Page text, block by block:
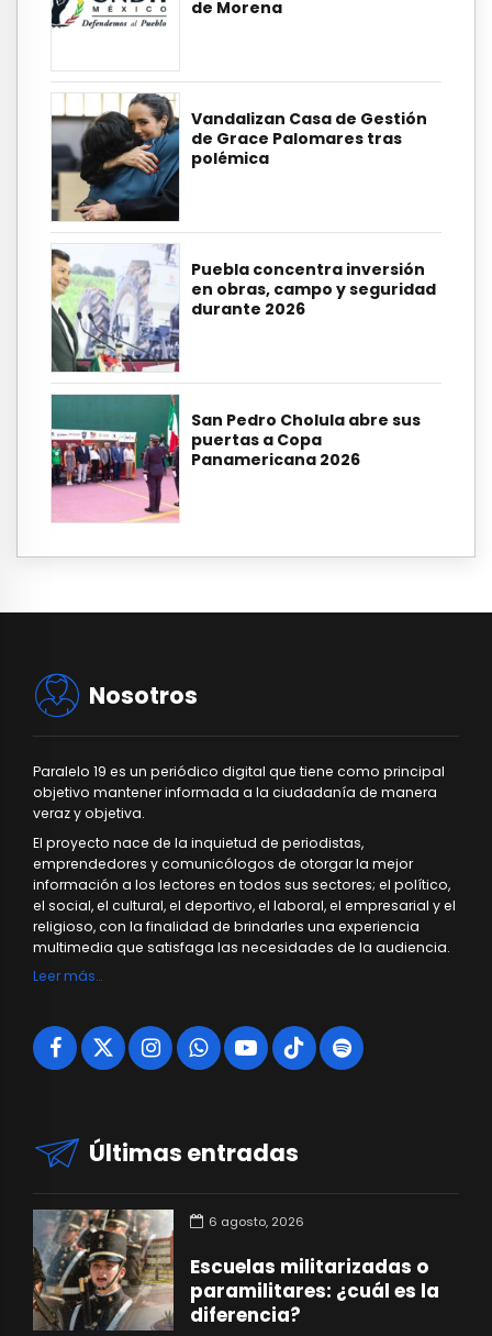
de Morena
Vandalizan Casa de Gestión
de Grace Palomares tras
polémica
Puebla concentra inversión
en obras, campo y seguridad
durante 2026
San Pedro Cholula abre sus
puertas a Copa
Panamericana 2026
Nosotros
Paralelo 19 es un periódico digital que tiene como principal
objetivo mantener informada a la ciudadanía de manera
veraz y objetiva.
El proyecto nace de la inquietud de periodistas,
emprendedores y comunicólogos de otorgar la mejor
información a los lectores en todos sus sectores; el político,
el social, el cultural, el deportivo, el laboral, el empresarial y el
religioso, con la finalidad de brindarles una experiencia
multimedia que satisfaga las necesidades de la audiencia.
Leer más…
Últimas entradas
6 agosto, 2026
Escuelas militarizadas o
paramilitares: ¿cuál es la
diferencia?